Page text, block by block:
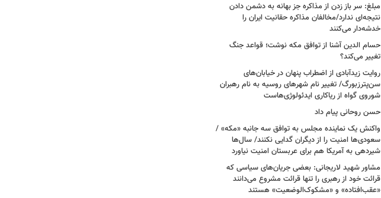
مبلغ: سر باز زدن از مذاکره‌ جز بهانه به دشمن دادن
نتیجه‌ای ندارد/مخالفان مذاکره حقانیت ایران را
خدشه‌دار می‌کنند
حسام الدین آشنا از توافق مکه نوشت؛ قواعد جنگ
تغییر می‌کند؟
روایت زیدآبادی از اضطراب پنهان در خیابان‌های
سن‌پترزبورگ/ تغییر نام شهرهای روسیه به نام رهبران
شوروی گواه از ریاکاری ایدئولوژی‌هاست
حسن روحانی پیام داد
واکنش یک نماینده مجلس به توافق سه جانبه «مکه» /
سعودی‌ها امنیت را از دیگران گدایی نکنند/ سال‌ها
شیردهی به آمریکا هم برای عربستان امنیت نیاورد
مشاور شهید لاریجانی: بعضی جریان‌های سیاسی که
قرائت خود از رهبری را تنها قرائت مشروع می‌دانند
«عقب‌افتاده» و «مشکوک‌الوضعیت» هستند